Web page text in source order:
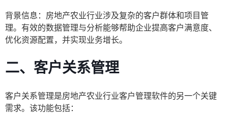
背景信息：房地产农业行业涉及复杂的客户群体和项目管
理。有效的数据管理与分析能够帮助企业提高客户满意度、
优化资源配置，并实现业务增长。
二、客户关系管理
客户关系管理是房地产农业行业客户管理软件的另一个关键
需求。该功能包括：